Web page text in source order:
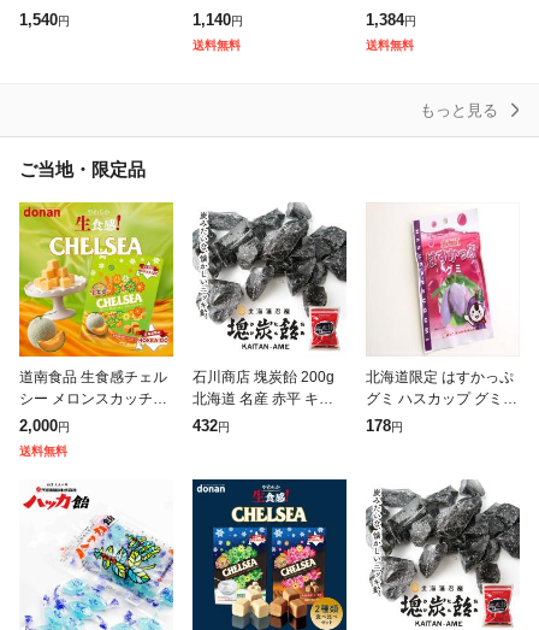
べる L8020 タブレット
1,540円
50粒(7g) ×10個 賞味期
限2027/06
1,140円
送料無料
レモン 81g タブレット
送料無料
1,384円
送料無料
もっと見る
ご当地・限定品
道南食品 生食感チェル
シー メロンスカッチ味
標準21粒入 90g 送料無
料 北海道産 ご当地 キ
ャラメル 地域限定 大人
気 定
2,000円
送料無料
石川商店 塊炭飴 200g
北海道 名産 赤平 キャ
ンディ ご当地 かいたん
ト
432円
北海道限定 はすかっぷ
グミ ハスカップ グミ
北海道スイーツ ご当地
お取り寄せ
178円